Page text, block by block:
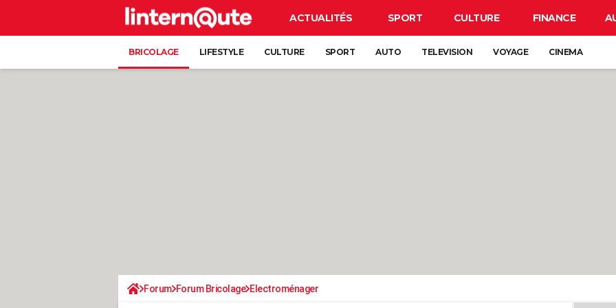
ACTUALITÉS SPORT CULTURE FINANCE
BRICOLAGE LIFESTYLE CULTURE SPORT AUTO TELEVISION VOYAGE CINEMA
Forum Forum Bricolage Electroménager